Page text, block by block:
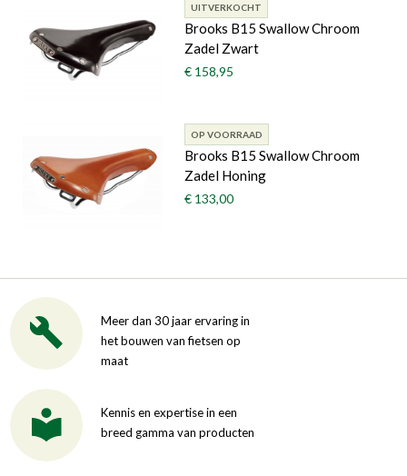
UITVERKOCHT
Brooks B15 Swallow Chroom
Zadel Zwart
€ 158,95
OP VOORRAAD
Brooks B15 Swallow Chroom
Zadel Honing
€ 133,00
Meer dan 30 jaar ervaring in
het bouwen van fietsen op
maat
Kennis en expertise in een
breed gamma van producten